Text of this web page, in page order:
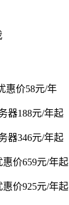
惠价58元/年
器188元/年起
器346元/年起
惠价659元/年起
惠价925元/年起